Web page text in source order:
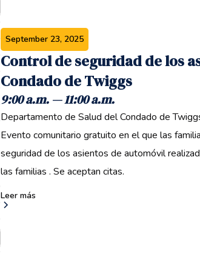
September 23, 2025
Control de seguridad de los
Condado de Twiggs ‍
9:00 a.m. — 11:00 a.m. ‍
Departamento de Salud del Condado de
Evento comunitario gratuito en el que las
seguridad de los asientos de automóvil
las familias ‍. Se aceptan citas.
Leer más